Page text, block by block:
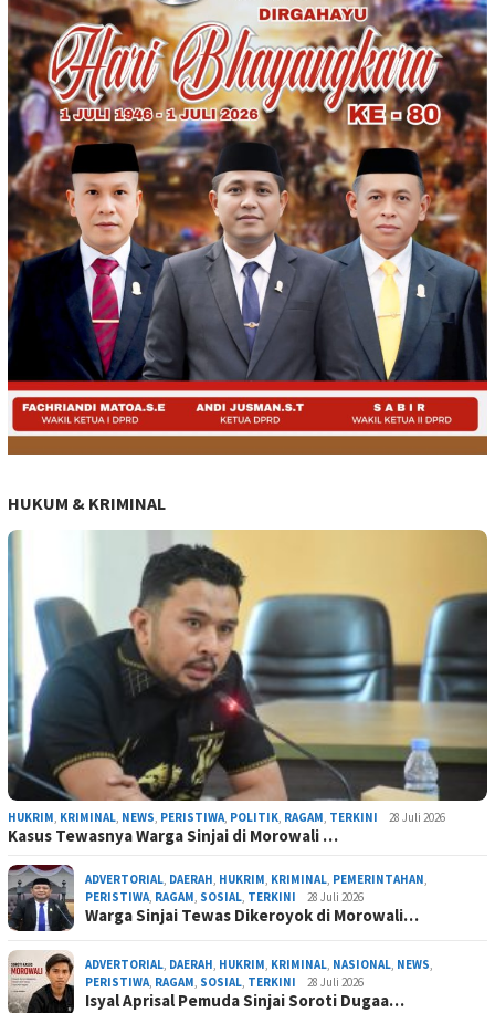
HUKUM & KRIMINAL
HUKRIM, KRIMINAL, NEWS, PERISTIWA, POLITIK, RAGAM, TERKINI 28 Juli 2026
Kasus Tewasnya Warga Sinjai di Morowali …
ADVERTORIAL, DAERAH, HUKRIM, KRIMINAL, PEMERINTAHAN,
PERISTIWA, RAGAM, SOSIAL, TERKINI 28 Juli 2026
Warga Sinjai Tewas Dikeroyok di Morowali…
ADVERTORIAL, DAERAH, HUKRIM, KRIMINAL, NASIONAL, NEWS,
PERISTIWA, RAGAM, SOSIAL, TERKINI 28 Juli 2026
Isyal Aprisal Pemuda Sinjai Soroti Dugaa…